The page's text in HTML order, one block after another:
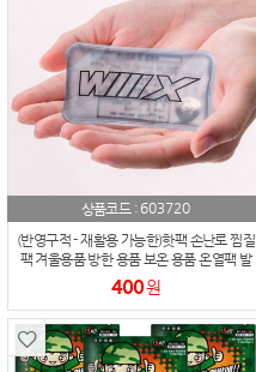
상품코드 : 603720
(반영구적 - 재활용 가능한)핫팩 손난로 찜질
팩 겨울용품 방한 용품 보온 용품 온열팩 발
열 - 직사각
400원